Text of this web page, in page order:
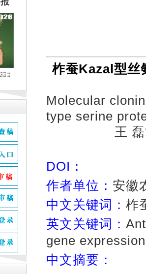
柞蚕Kazal型丝
Molecular
type serine
王
DOI：
作者单位： 安徽
中文关键词： 柞
英文关键词：
gene expression
中文摘要：